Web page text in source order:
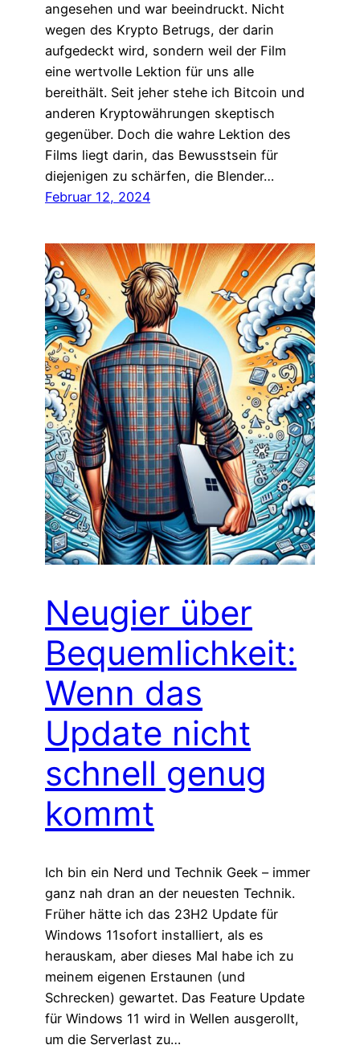
angesehen und war beeindruckt. Nicht
wegen des Krypto Betrugs, der darin
aufgedeckt wird, sondern weil der Film
eine wertvolle Lektion für uns alle
bereithält. Seit jeher stehe ich Bitcoin und
anderen Kryptowährungen skeptisch
gegenüber. Doch die wahre Lektion des
Films liegt darin, das Bewusstsein für
diejenigen zu schärfen, die Blender…
Februar 12, 2024
Neugier über
Bequemlichkeit:
Wenn das
Update nicht
schnell genug
kommt
Ich bin ein Nerd und Technik Geek – immer
ganz nah dran an der neuesten Technik.
Früher hätte ich das 23H2 Update für
Windows 11sofort installiert, als es
herauskam, aber dieses Mal habe ich zu
meinem eigenen Erstaunen (und
Schrecken) gewartet. Das Feature Update
für Windows 11 wird in Wellen ausgerollt,
um die Serverlast zu…